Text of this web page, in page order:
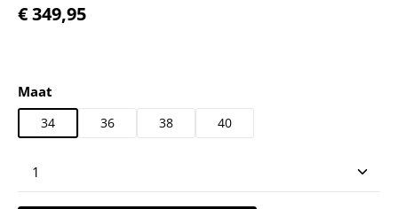
Normale prijs:
€ 349,95
Selecteer
Maat
34 36 38 40
Producthoeveelheid: Voer de gewenste